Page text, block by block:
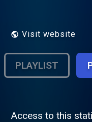
impeccable, que
publicitaires, ou la
campagnes
pour grandir et
sommets,
de vous compter
Visit website
PLAYLIST
Access to this